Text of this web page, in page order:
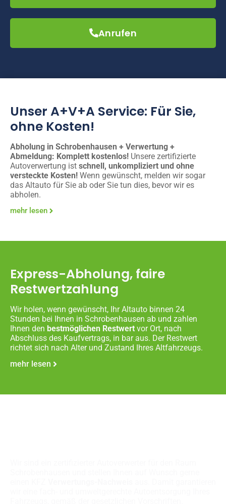
Anrufen
Unser A+V+A Service: Für Sie,
ohne Kosten!
Abholung in Schrobenhausen + Verwertung +
Abmeldung: Komplett kostenlos! Unsere zertifizierte
Autoverwertung ist schnell, unkompliziert und ohne
versteckte Kosten! Wenn gewünscht, melden wir sogar
das Altauto für Sie ab oder Sie tun dies, bevor wir es
abholen.
mehr lesen
Express-Abholung, faire
Restwertzahlung
Wir holen, wenn gewünscht, Ihr Altauto binnen 24
Stunden bei Ihnen in Schrobenhausen ab und zahlen
Ihnen den bestmöglichen Restwert vor Ort, nach
Abschluss des Kaufvertrags, in bar aus. Der Restwert
richtet sich nach Alter und Zustand Ihres Altfahrzeugs.
mehr lesen